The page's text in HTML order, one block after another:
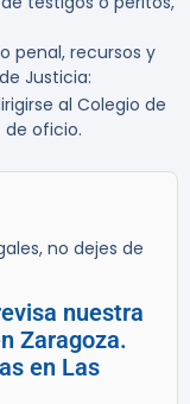
penal, recursos y
Justicia:
al Colegio de
de oficio.
no dejes de
nuestra
Zaragoza.
en Las